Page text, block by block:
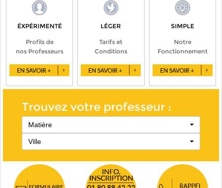
ÉXPÉRIMENTÉ
Profils de
nos Professeurs
LÉGER
Tarifs et
Conditions
SIMPLE
Notre
Fonctionnement
Trouvez votre professeur :
Matière
Ville